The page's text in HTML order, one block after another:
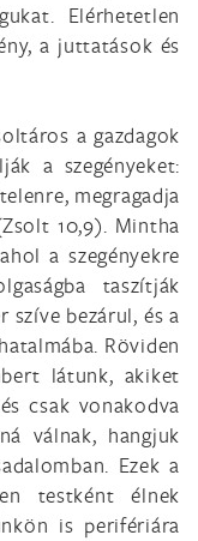
Elérhetetlen
a juttatások és
a gazdagok
a szegényeket:
megragadja
10,9). Mintha
a szegényekre
taszítják
szíve bezárul, és a
Röviden
látunk, akiket
csak vonakodva
válnak, hangjuk
Ezek a
testként élnek
is perifériára